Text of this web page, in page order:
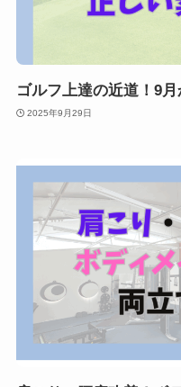
ゴルフ上達の近道！9
2025年9月29日